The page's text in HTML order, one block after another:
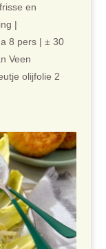
en
|
8 pers | ± 30
Veen
olijfolie 2